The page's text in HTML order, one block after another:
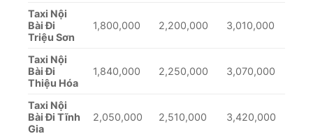
Taxi Nội
Bài Đi
Triệu Sơn
1,800,000 2,200,000 3,010,000
Taxi Nội
Bài Đi
Thiệu Hóa
1,840,000 2,250,000 3,070,000
Taxi Nội
Bài Đi Tĩnh
Gia
2,050,000 2,510,000 3,420,000